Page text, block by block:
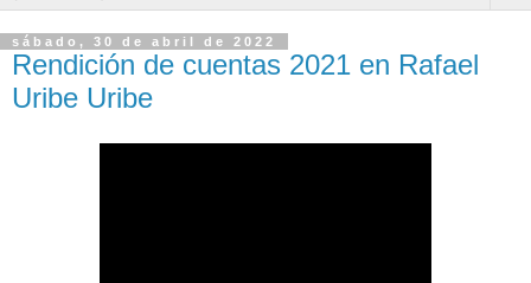
sábado, 30 de abril de 2022
Rendición de cuentas 2021 en Rafael
Uribe Uribe